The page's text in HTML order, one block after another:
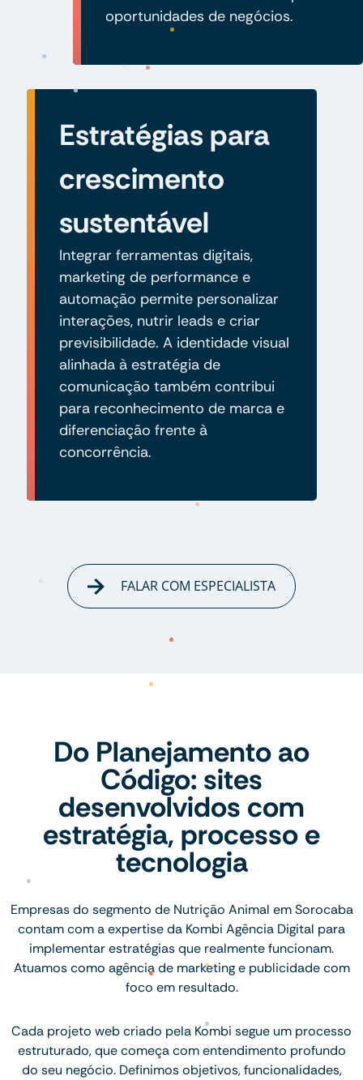
oportunidades de negócios.
Estratégias para
crescimento
sustentável
Integrar ferramentas digitais,
marketing de performance e
automação permite personalizar
interações, nutrir leads e criar
previsibilidade. A identidade visual
alinhada à estratégia de
comunicação também contribui
para reconhecimento de marca e
diferenciação frente à
concorrência.
FALAR COM ESPECIALISTA
Do Planejamento ao
Código: sites
desenvolvidos com
estratégia, processo e
tecnologia
Empresas do segmento de Nutrição Animal em Sorocaba
contam com a expertise da Kombi Agência Digital para
implementar estratégias que realmente funcionam.
Atuamos como agência de marketing e publicidade com
foco em resultado.
Cada projeto web criado pela Kombi segue um processo
estruturado, que começa com entendimento profundo
do seu negócio. Definimos objetivos, funcionalidades,